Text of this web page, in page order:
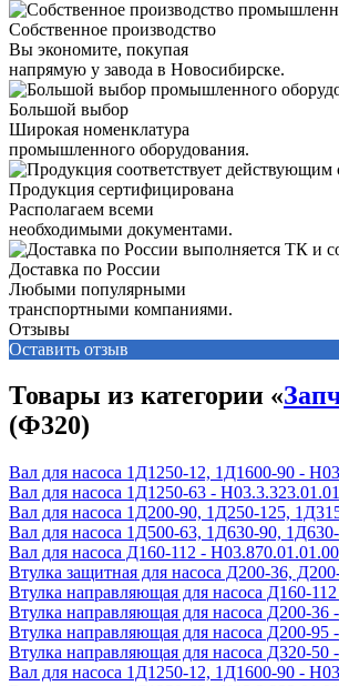
Собственное производство
Вы экономите, покупая
напрямую у завода в Новосибирске.
Большой выбор
Широкая номенклатура
промышленного оборудования.
Продукция сертифицирована
Располагаем всеми
необходимыми документами.
Доставка по России
Любыми популярными
транспортными компаниями.
Отзывы
Оставить отзыв
Товары из категории «
(Ф320)
Вал для насоса 1Д1250-12, 1Д1600-90 -
Вал для насоса 1Д1250-63 -
Вал для насоса 1Д200-90, 1Д250-125,
Вал для насоса 1Д500-63, 1Д630-90,
Вал для насоса Д160-112 -
Втулка защитная для насоса Д200-36,
Втулка направляющая для насоса Д160-
Втулка направляющая для насоса Д200-36
Втулка направляющая для насоса Д200-95
Втулка направляющая для насоса Д320-50
Вал для насоса 1Д1250-12, 1Д1600-90 -